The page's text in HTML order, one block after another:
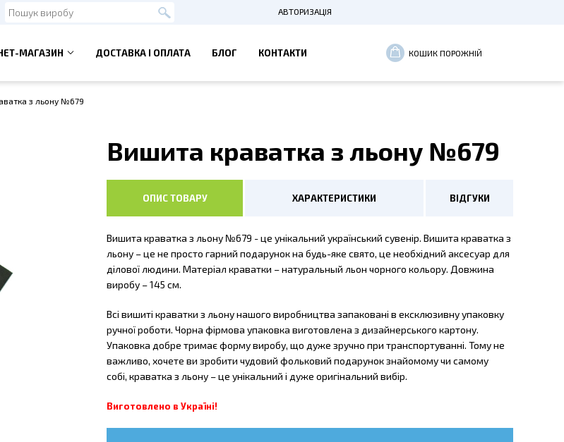
АВТОРИЗАЦІЯ
РЕЄСТРАЦІЯ КОШИК ПОРОЖНІЙ
МАГАЗИН
ВИШИТІ ФУТБОЛКИ
НАШИЙНИКИ З ВИШИВКОЮ
ДОСТАВКА І ОПЛАТА БЛОГ КОНТАКТИ
з льону №679
Вишита краватка з льону №679
ОПИС ТОВАРУ ХАРАКТЕРИСТИКИ ВІДГУКИ
Вишита краватка з льону №679 - це унікальний український сувенір. Вишита краватка з
льону – це не просто гарний подарунок на будь-яке свято, це необхідний аксесуар для
ділової людини. Матеріал краватки – натуральный льон чорного кольору. Довжина
виробу – 145 см.
Всі вишиті краватки з льону нашого виробництва запаковані в ексклюзивну упаковку
ручної роботи. Чорна фірмова упаковка виготовлена з дизайнерського картону.
Упаковка добре тримає форму виробу, що дуже зручно при транспортуванні. Тому не
важливо, хочете ви зробити чудовий фольковий подарунок знайомому чи самому
собі, краватка з льону – це унікальний і дуже оригінальний вибір.
Виготовлено в Україні!